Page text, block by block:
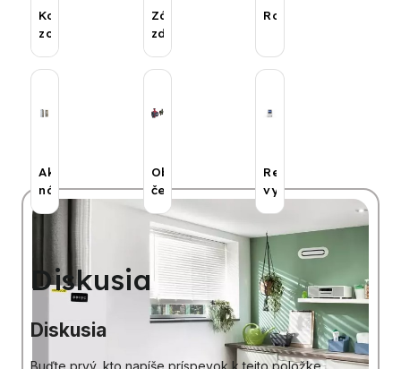
Kotlové
zostavy
Záložné
zdroje
Rozdeľovače
Akumulačné
nádoby
Obehové
čerpadlá
Regulácia
vykurovania
Diskusia
Diskusia
Buďte prvý, kto napíše príspevok k tejto položke.